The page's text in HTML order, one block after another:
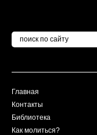
Главная
Контакты
Библиотека
Как молиться?